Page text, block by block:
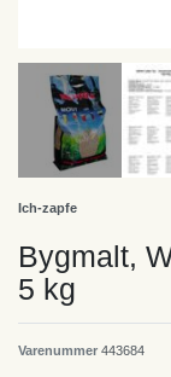
Ich-zapfe
Bygmalt,
5 kg
Varenummer 443684